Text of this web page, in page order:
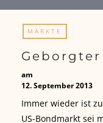
MÄRKTE
am
12. September 2013
Immer wieder ist
US-Bondmarkt sei